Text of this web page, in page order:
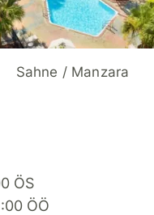
Sahne / Manzara
ÖS
ÖÖ